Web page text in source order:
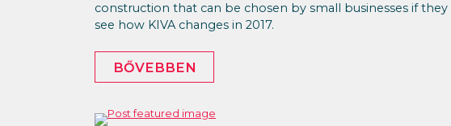
construction that can be chosen by small businesses if they
see how KIVA changes in 2017.
BŐVEBBEN